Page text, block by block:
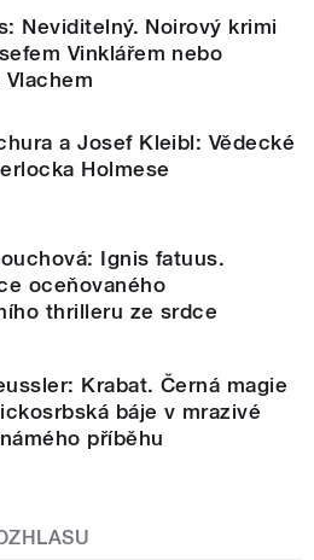
Neviditelný. Noirový krimi
Vinklářem nebo
a Josef Kleibl: Vědecké
Holmese
Ignis fatuus.
oceňovaného
thrilleru ze srdce
Krabat. Černá magie
báje v mrazivé
příběhu